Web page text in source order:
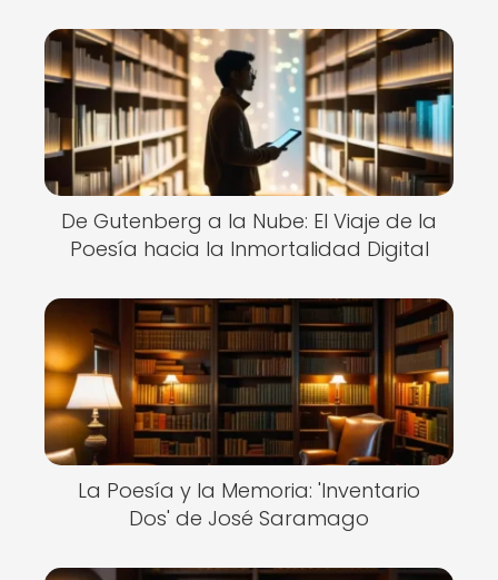
De Gutenberg a la Nube: El Viaje de la
Poesía hacia la Inmortalidad Digital
La Poesía y la Memoria: 'Inventario
Dos' de José Saramago